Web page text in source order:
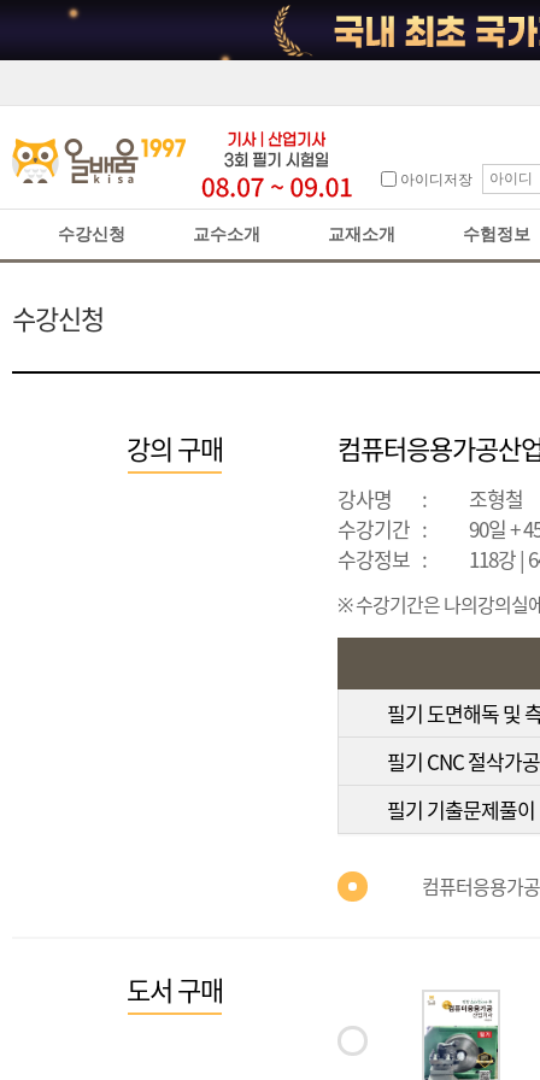
아이디저장
수강신청 교수소개 교재소개 수험정보
수강신청
강의 구매 컴퓨터응용가공산
강사명 :
조형철
수강기간 :
90일 +
수강정보 : 118강 |
※ 수강기간은 나의강의실
필기 도면해독 및
필기 CNC 절삭가
필기 기출문제풀이
컴퓨터응용가
도서 구매